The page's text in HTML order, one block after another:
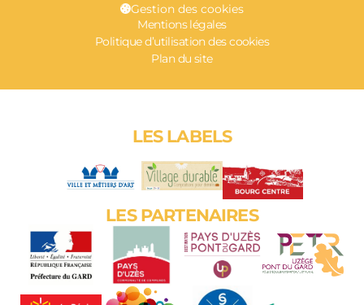
Gestion des cookies
Mentions légales
Politique d’utilisation des cookies
Plan du site
LES LABELS
LES PARTENAIRES